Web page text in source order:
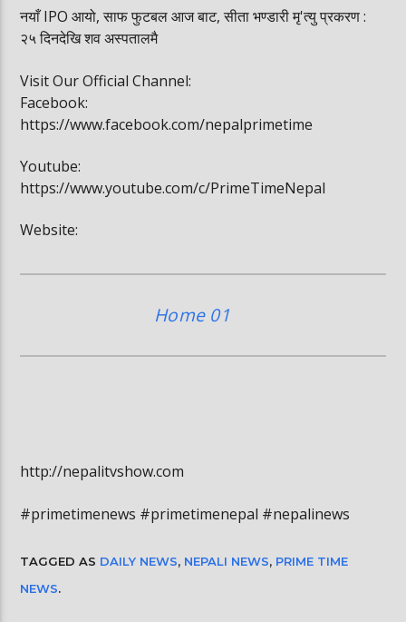
नयाँ IPO आयो, साफ फुटबल आज बाट, सीता भण्डारी मृ'त्यु प्रकरण :
२५ दिनदेखि शव अस्पतालमै
Visit Our Official Channel:
Facebook:
https://www.facebook.com/nepalprimetime
Youtube:
https://www.youtube.com/c/PrimeTimeNepal
Website:
Home 01
http://nepalitvshow.com
#primetimenews #primetimenepal #nepalinews
TAGGED AS DAILY NEWS, NEPALI NEWS, PRIME TIME
NEWS.